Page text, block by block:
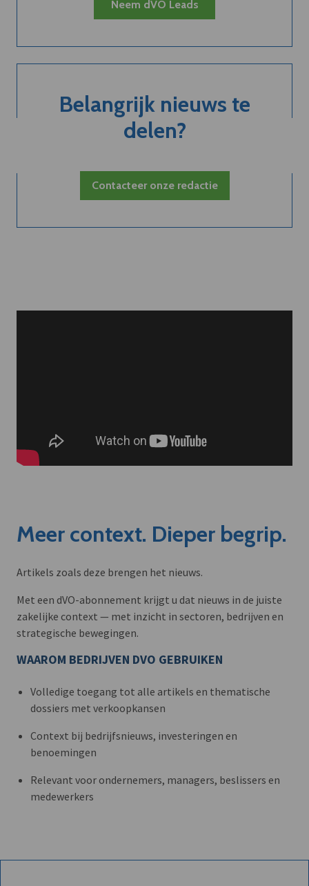
Neem dVO Leads
Belangrijk nieuws te
delen?
Contacteer onze redactie
Meer context. Dieper begrip.
Artikels zoals deze brengen het nieuws.
Met een dVO-abonnement krijgt u dat nieuws in de juiste
zakelijke context — met inzicht in sectoren, bedrijven en
strategische bewegingen.
WAAROM BEDRIJVEN DVO GEBRUIKEN
Volledige toegang tot alle artikels en thematische
dossiers met verkoopkansen
Context bij bedrijfsnieuws, investeringen en
benoemingen
Relevant voor ondernemers, managers, beslissers en
medewerkers